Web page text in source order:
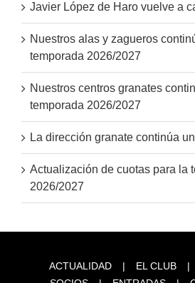
Javier López de Haro vuelve a
Nuestros alas y zagueros
temporada 2026/2027
Nuestros centros granates
temporada 2026/2027
La dirección granate continúa
Actualización de cuotas para la
2026/2027
ACTUALIDAD EL CLUB